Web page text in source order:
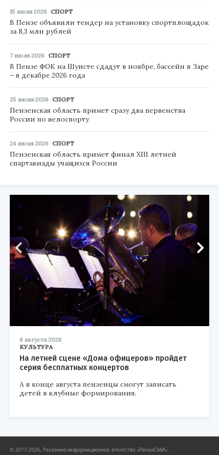
15 июля 2026 СПОРТ
В Пензе объявили тендер на установку спортплощадок
за 8,3 млн рублей
7 июля 2026 СПОРТ
В Пензе ФОК на Шуисте сдадут в ноябре, бассейн в Заре
– в декабре 2026 года
25 июня 2026 СПОРТ
Пензенская область примет сразу два первенства
России по велоспорту
24 июня 2026 СПОРТ
Пензенская область примет финал XIII летней
спартакиады учащихся России
6 августа 2026
КУЛЬТУРА
На летней сцене «Дома офицеров» пройдет
серия бесплатных концертов
А в конце августа пензенцы смогут записать
детей в клубные формирования.
© 2017-2026, Рекламно-информационное агентство «ПензаСМИ».